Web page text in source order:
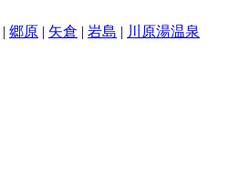
| 郷原 | 矢倉 | 岩島 | 川原湯温泉